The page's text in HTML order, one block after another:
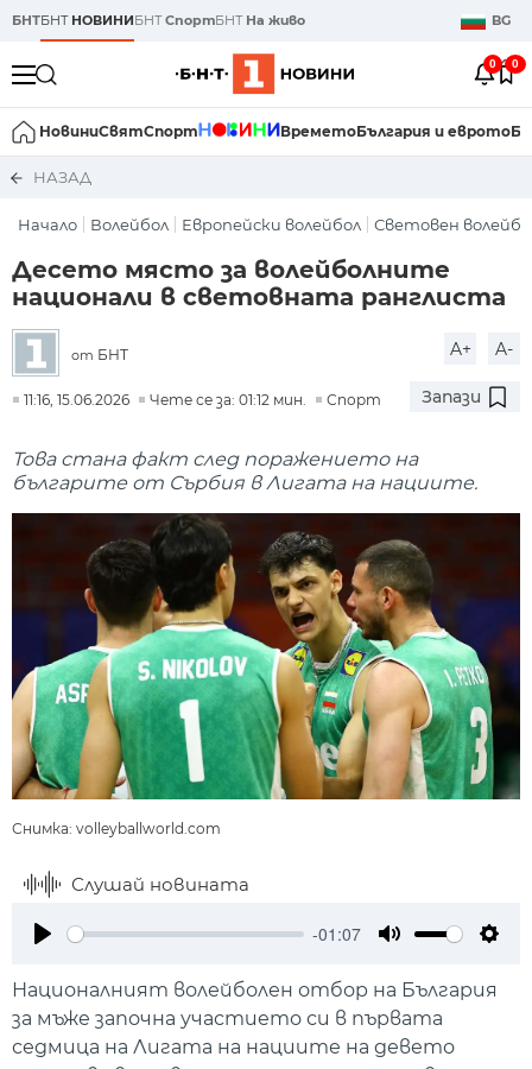
БНТБНТ НОВИНИБНТСпортБНТ На живо BG
0 0
НовиниСвятСпорт ВреметоБългария и еврото
НАЗАД
Начало Волейбол Европейски волейбол Световен
Десето място за волейболните
национали в световната ранглиста
от БНТ A+ A-
11:16, 15.06.2026 Чете се за: 01:12 мин. Спорт Запази
Това стана факт след поражението на
българите от Сърбия в Лигата на нациите.
Снимка: volleyballworld.com
Слушай новината
-01:07
Националният волейболен отбор на България
за мъже започна участието си в първата
седмица на Лигата на нациите на девето